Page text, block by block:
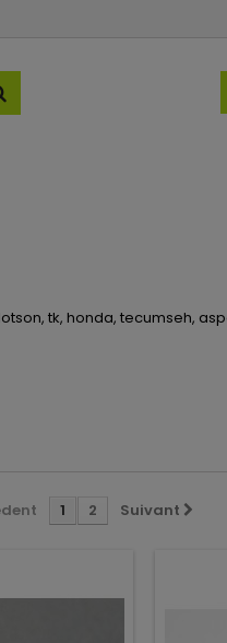
tk, honda, tecumseh,
1 2 Suivant